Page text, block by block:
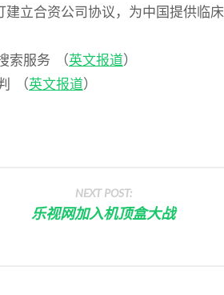
建立合资公司协议，为中国提供临床
索服务 （英文报道）
（英文报道）
NEXT POST:
乐视网加入机顶盒大战